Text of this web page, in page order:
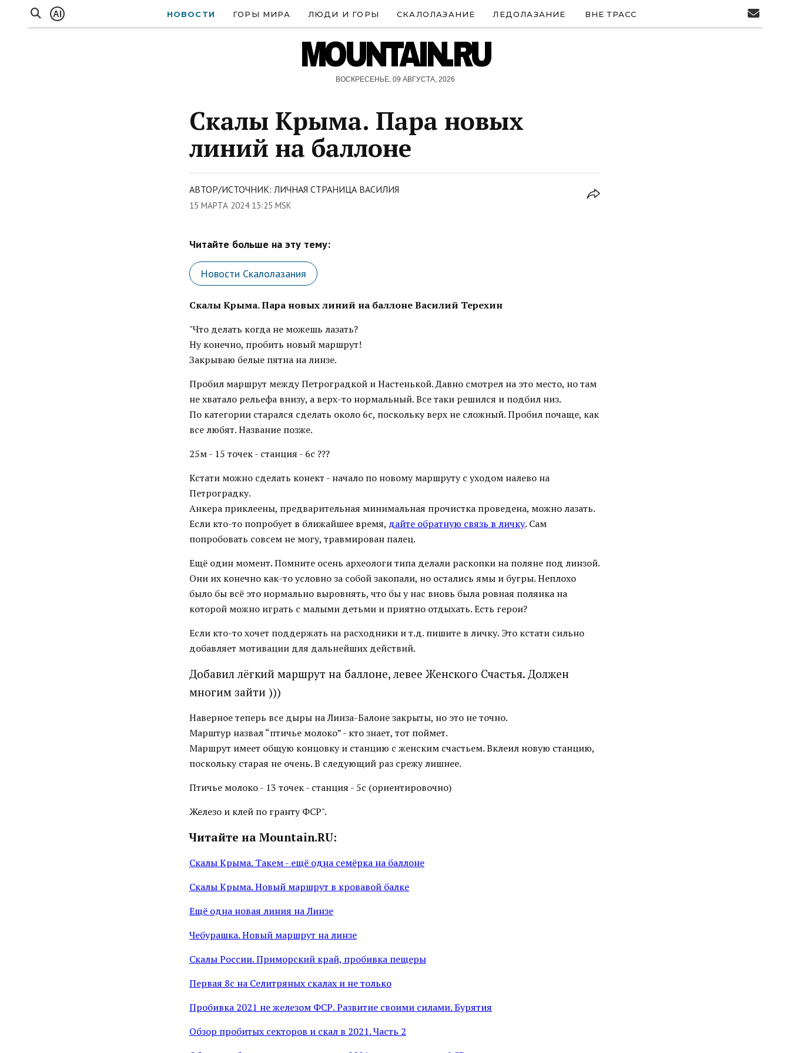
AI НОВОСТИ ГОРЫ МИРА ЛЮДИ И ГОРЫ СКАЛОЛАЗАНИЕ ЛЕДОЛАЗАНИЕ ВНЕ ТРАСС
MOUNTAIN.RU
ВОСКРЕСЕНЬЕ, 09 АВГУСТА, 2026
Скалы Крыма. Пара новых
линий на баллоне
АВТОР/ИСТОЧНИК: ЛИЧНАЯ СТРАНИЦА ВАСИЛИЯ
15 МАРТА 2024 13:25 MSK
Читайте больше на эту тему:
Новости Скалолазания
Скалы Крыма. Пара новых линий на баллонеВасилий Терехин
"Что делать когда не можешь лазать?
Ну конечно, пробить новый маршрут!
Закрываю белые пятна на линзе.
Пробил маршрут между Петроградкой и Настенькой. Давно смотрел на это место, но там
не хватало рельефа внизу, а верх-то нормальный. Все таки решился и подбил низ.
По категории старался сделать около 6с, поскольку верх не сложный. Пробил почаще, как
все любят. Название позже.
25м - 15 точек - станция - 6с ???
Кстати можно сделать конект - начало по новому маршруту с уходом налево на
Петроградку.
Анкера приклеены, предварительная минимальная прочистка проведена, можно лазать.
Если кто-то попробует в ближайшее время, дайте обратную связь в личку. Сам
попробовать совсем не могу, травмирован палец.
Ещё один момент. Помните осень археологи типа делали раскопки на поляне под линзой.
Они их конечно как-то условно за собой закопали, но остались ямы и бугры. Неплохо
было бы всё это нормально выровнять, что бы у нас вновь была ровная полянка на
которой можно играть с малыми детьми и приятно отдыхать. Есть герои?
Если кто-то хочет поддержать на расходники и т.д. пишите в личку. Это кстати сильно
добавляет мотивации для дальнейших действий.
Добавил лёгкий маршрут на баллоне, левее Женского Счастья. Должен
многим зайти )))
Наверное теперь все дыры на Линза-Балоне закрыты, но это не точно.
Марштур назвал “птичье молоко” - кто знает, тот поймет.
Маршрут имеет общую концовку и станцию с женским счастьем. Вклеил новую станцию,
поскольку старая не очень. В следующий раз срежу лишнее.
Птичье молоко - 13 точек - станция - 5с (ориентировочно)
Железо и клей по гранту ФСР".
Читайте на Mountain.RU:
Скалы Крыма. Такем - ещё одна семёрка на баллоне
Скалы Крыма. Новый маршрут в кровавой балке
Ещё одна новая линия на Линзе
Чебурашка. Новый маршрут на линзе
Скалы России. Приморский край, пробивка пещеры
Первая 8с на Селитряных скалах и не только
Пробивка 2021 не железом ФСР. Развитие своими силами. Бурятия
Обзор пробитых секторов и скал в 2021. Часть 2